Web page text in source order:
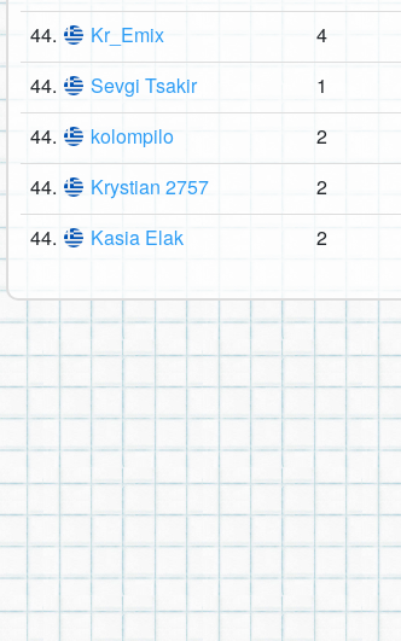
44. Kr_Emix 4
44. Sevgi Tsakir 1
44. kolompilo 2
44. Krystian 2757 2
44. Kasia Elak 2